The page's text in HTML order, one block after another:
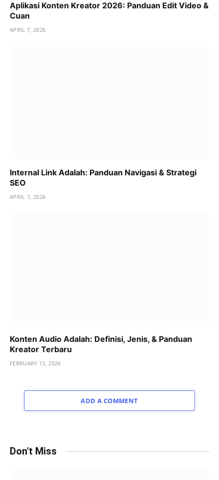
Aplikasi Konten Kreator 2026: Panduan Edit Video &
Cuan
APRIL 7, 2026
Internal Link Adalah: Panduan Navigasi & Strategi
SEO
APRIL 7, 2026
Konten Audio Adalah: Definisi, Jenis, & Panduan
Kreator Terbaru
FEBRUARY 13, 2026
ADD A COMMENT
Don't Miss